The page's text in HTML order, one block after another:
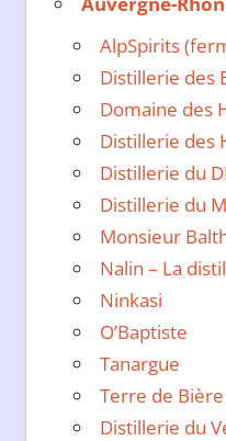
AlpSpirits
Distillerie des
Domaine des
Distillerie des
Distillerie du
Distillerie du
Monsieur
Nalin – La
Ninkasi
O’Baptiste
Tanargue
Terre de Bière
Distillerie du